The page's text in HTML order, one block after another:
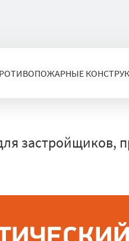
застройщиков,